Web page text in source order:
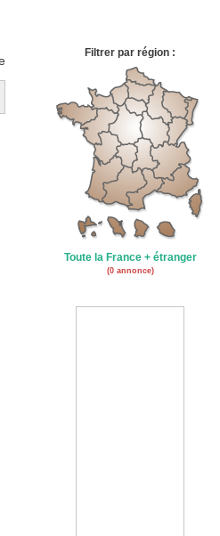
Filtrer par région :
Toute la France + étranger
(0 annonce)